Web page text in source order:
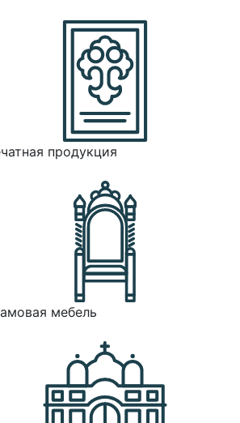
продукция
мебель